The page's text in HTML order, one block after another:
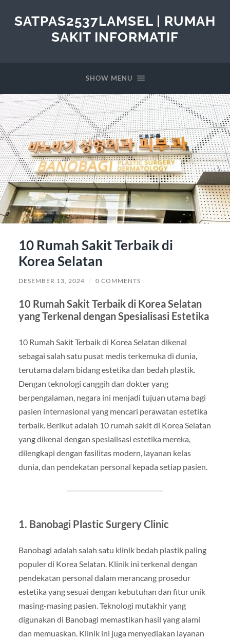
SATPAS2537LAMSEL | RUMAH
SAKIT INFORMATIF
SHOW MENU
10 Rumah Sakit Terbaik di
Korea Selatan
DESEMBER 13, 2024 / 0 COMMENTS
10 Rumah Sakit Terbaik di Korea Selatan
yang Terkenal dengan Spesialisasi Estetika
10 Rumah Sakit Terbaik di Korea Selatan dikenal
sebagai salah satu pusat medis terkemuka di dunia,
terutama dalam bidang estetika dan bedah plastik.
Dengan teknologi canggih dan dokter yang
berpengalaman, negara ini menjadi tujuan utama bagi
pasien internasional yang mencari perawatan estetika
terbaik. Berikut adalah 10 rumah sakit di Korea Selatan
yang dikenal dengan spesialisasi estetika mereka,
dilengkapi dengan fasilitas modern, layanan kelas
dunia, dan pendekatan personal kepada setiap pasien.
1. Banobagi Plastic Surgery Clinic
Banobagi adalah salah satu klinik bedah plastik paling
populer di Korea Selatan. Klinik ini terkenal dengan
pendekatan personal dalam merancang prosedur
estetika yang sesuai dengan kebutuhan dan fitur unik
masing-masing pasien. Teknologi mutakhir yang
digunakan di Banobagi memastikan hasil yang alami
dan memuaskan. Klinik ini juga menyediakan layanan